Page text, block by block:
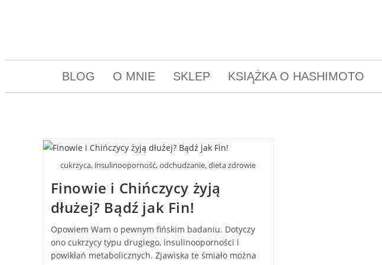
BLOG O MNIE SKLEP KSIĄŻKA O HASHIMOTO
cukrzyca, insulinooporność, odchudzanie, dieta zdrowie
Finowie i Chińczycy żyją
dłużej? Bądź jak Fin!
Opowiem Wam o pewnym fińskim badaniu. Dotyczy
ono cukrzycy typu drugiego, insulinooporności i
powikłań metabolicznych. Zjawiska te śmiało można